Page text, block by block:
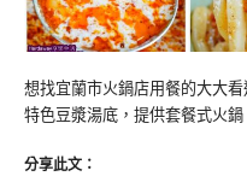
想找宜蘭市火鍋店用餐的大大
特色豆漿湯底，提供套餐式火
分享此文：